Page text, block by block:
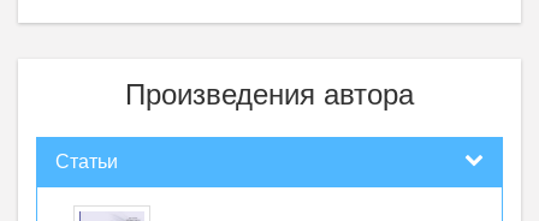
Произведения автора
Статьи